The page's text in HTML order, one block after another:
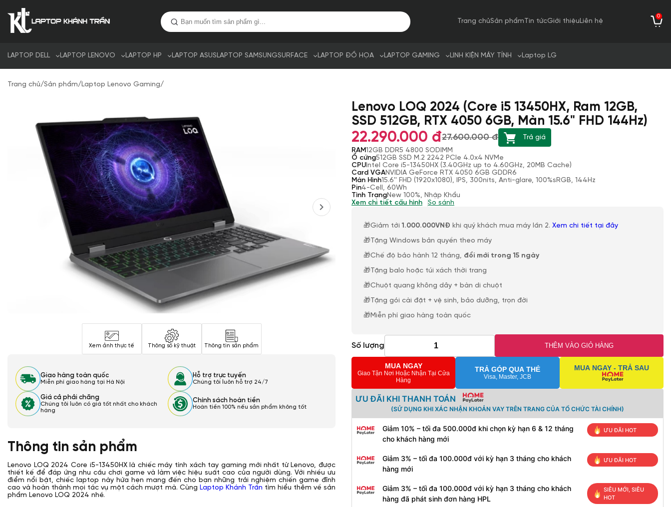
Trang chủSản phẩm Tin tứcGiới thiệuLiên hệ
0
LAPTOP DELL LAPTOP LENOVO LAPTOP HP LAPTOP ASUSLAPTOP SAMSUNGSURFACE LAPTOP ĐỒ HỌA LAPTOP GAMING LINH KIỆN MÁY TÍNH Laptop LG
Trang chủ/Sản phẩm/Laptop Lenovo Gaming/
Xem ảnh thực tế Thông số kỹ thuật Thông tin sản phẩm
Giao hàng toàn quốc
Miễn phí giao hàng tại Hà Nội
Hỗ trợ trực tuyến
Chúng tôi luôn hỗ trợ 24/7
Giá cả phải chăng
Chúng tôi luôn có giá tốt nhất cho khách
hàng
Chính sách hoàn tiền
Hoàn tiền 100% nếu sản phẩm không tốt
Lenovo LOQ 2024 (Core i5 13450HX, Ram 12GB,
SSD 512GB, RTX 4050 6GB, Màn 15.6" FHD 144Hz)
22.290.000 đ27.600.000 đ
Trả giá
RAM12GB DDR5 4800 SODIMM
Ổ cứng512GB SSD M.2 2242 PCIe 4.0x4 NVMe
CPUIntel Core i5-13450HX (3.40GHz up to 4.60GHz, 20MB Cache)
Card VGANVIDIA GeForce RTX 4050 6GB GDDR6
Màn Hình15.6'' FHD (1920x1080), IPS, 300nits, Anti-glare, 100%sRGB, 144Hz
Pin4-Cell, 60Wh
Tình TrạngNew 100%, Nhập Khẩu
Xem chi tiết cấu hình
So sánh
🎁Giảm tới 1.000.000VNĐ khi quý khách mua máy lần 2. Xem chi tiết tại đây
🎁Tặng Windows bản quyền theo máy
🎁Chế độ bảo hành 12 tháng, đổi mới trong 15 ngày
🎁Tặng balo hoặc túi xách thời trang
🎁Chuột quang không dây + bàn di chuột
🎁Tặng gói cài đặt + vệ sinh, bảo dưỡng, trọn đời
🎁Miễn phí giao hàng toàn quốc
Số lượng THÊM VÀO GIỎ HÀNG
MUA NGAY
Giao Tận Nơi Hoặc Nhận Tại Cửa
Hàng
TRẢ GÓP QUA THẺ
Visa, Master, JCB
MUA NGAY - TRẢ SAU
ƯU ĐÃI KHI THANH TOÁN
(SỬ DỤNG KHI XÁC NHẬN KHOẢN VAY TRÊN TRANG CỦA TỔ CHỨC TÀI CHÍNH)
Giảm 10% – tối đa 500.000đ khi chọn kỳ hạn 6 & 12 tháng
cho khách hàng mới
ƯU ĐÃI HOT
Giảm 3% – tối đa 100.000đ với kỳ hạn 3 tháng cho khách
hàng mới
ƯU ĐÃI HOT
Giảm 3% – tối đa 100.000đ với kỳ hạn 3 tháng cho khách
hàng đã phát sinh đơn hàng HPL
SIÊU MỚI, SIÊU
HOT
Thông tin sản phẩm
Lenovo LOQ 2024 Core i5-13450HX là chiếc máy tính xách tay gaming mới nhất từ Lenovo, được
thiết kế để đáp ứng nhu cầu chơi game và làm việc hiệu suất cao của người dùng. Với nhiều ưu
điểm nổi bật, chiếc laptop này hứa hẹn mang đến cho bạn những trải nghiệm chiến game đỉnh
cao và hoàn thành mọi tác vụ một cách mượt mà. Cùng Laptop Khánh Trần tìm hiểu thêm về sản
phẩm Lenovo LOQ 2024 nhé.